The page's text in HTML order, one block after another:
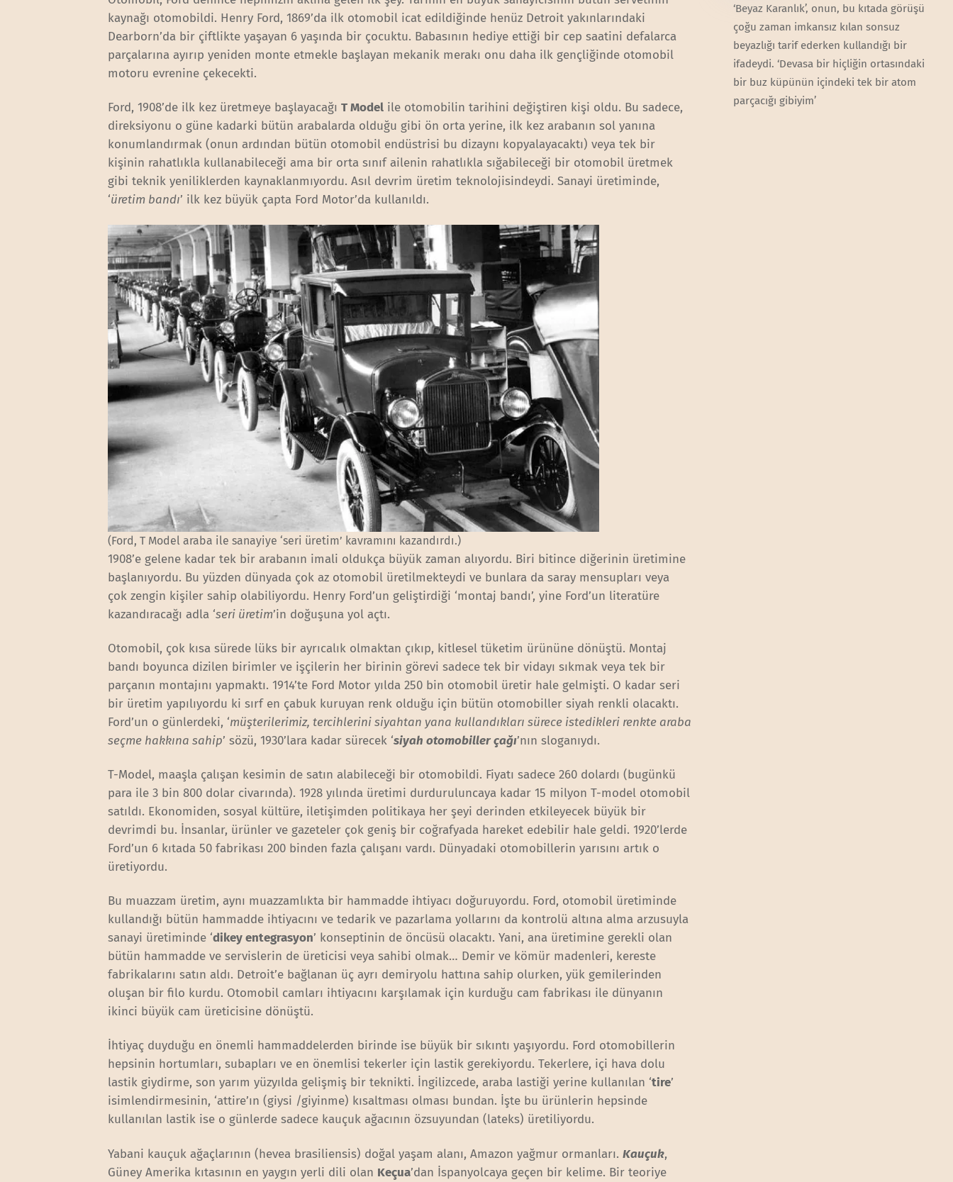
kaynağı otomobildi. Henry Ford, 1869’da ilk otomobil icat edildiğinde henüz Detroit yakınlarındaki
Dearborn’da bir çiftlikte yaşayan 6 yaşında bir çocuktu. Babasının hediye ettiği bir cep saatini defalarca
parçalarına ayırıp yeniden monte etmekle başlayan mekanik merakı onu daha ilk gençliğinde otomobil
motoru evrenine çekecekti.
Ford, 1908’de ilk kez üretmeye başlayacağıT Model ile otomobilin tarihini değiştiren kişi oldu. Bu sadece,
direksiyonu o güne kadarki bütün arabalarda olduğu gibi ön orta yerine, ilk kez arabanın sol yanına
konumlandırmak (onun ardından bütün otomobil endüstrisi bu dizaynı kopyalayacaktı) veya tek bir
kişinin rahatlıkla kullanabileceği ama bir orta sınıf ailenin rahatlıkla sığabileceği bir otomobil üretmek
gibi teknik yeniliklerden kaynaklanmıyordu. Asıl devrim üretim teknolojisindeydi. Sanayi üretiminde,
‘üretim bandı’ ilk kez büyük çapta Ford Motor’da kullanıldı.
(Ford, T Model araba ile sanayiye ‘seri üretim’ kavramını kazandırdı.)
1908’e gelene kadar tek bir arabanın imali oldukça büyük zaman alıyordu. Biri bitince diğerinin üretimine
başlanıyordu. Bu yüzden dünyada çok az otomobil üretilmekteydi ve bunlara da saray mensupları veya
çok zengin kişiler sahip olabiliyordu. Henry Ford’un geliştirdiği ‘montaj bandı’, yine Ford’un literatüre
kazandıracağı adla ‘seri üretim’in doğuşuna yol açtı.
Otomobil, çok kısa sürede lüks bir ayrıcalık olmaktan çıkıp, kitlesel tüketim ürününe dönüştü. Montaj
bandı boyunca dizilen birimler ve işçilerin her birinin görevi sadece tek bir vidayı sıkmak veya tek bir
parçanın montajını yapmaktı. 1914’te Ford Motor yılda 250 bin otomobil üretir hale gelmişti. O kadar seri
bir üretim yapılıyordu ki sırf en çabuk kuruyan renk olduğu için bütün otomobiller siyah renkli olacaktı.
Ford’un o günlerdeki, ‘müşterilerimiz, tercihlerini siyahtan yana kullandıkları sürece istedikleri renkte araba
seçme hakkına sahip’ sözü, 1930’lara kadar sürecek ‘siyah otomobiller çağı’nın sloganıydı.
T-Model, maaşla çalışan kesimin de satın alabileceği bir otomobildi. Fiyatı sadece 260 dolardı (bugünkü
para ile 3 bin 800 dolar civarında). 1928 yılında üretimi durduruluncaya kadar 15 milyon T-model otomobil
satıldı. Ekonomiden, sosyal kültüre, iletişimden politikaya her şeyi derinden etkileyecek büyük bir
devrimdi bu. İnsanlar, ürünler ve gazeteler çok geniş bir coğrafyada hareket edebilir hale geldi. 1920’lerde
Ford’un 6 kıtada 50 fabrikası 200 binden fazla çalışanı vardı. Dünyadaki otomobillerin yarısını artık o
üretiyordu.
Bu muazzam üretim, aynı muazzamlıkta bir hammadde ihtiyacı doğuruyordu. Ford, otomobil üretiminde
kullandığı bütün hammadde ihtiyacını ve tedarik ve pazarlama yollarını da kontrolü altına alma arzusuyla
sanayi üretiminde ‘dikey entegrasyon’ konseptinin de öncüsü olacaktı. Yani, ana üretimine gerekli olan
bütün hammadde ve servislerin de üreticisi veya sahibi olmak… Demir ve kömür madenleri, kereste
fabrikalarını satın aldı. Detroit’e bağlanan üç ayrı demiryolu hattına sahip olurken, yük gemilerinden
oluşan bir filo kurdu. Otomobil camları ihtiyacını karşılamak için kurduğu cam fabrikası ile dünyanın
ikinci büyük cam üreticisine dönüştü.
İhtiyaç duyduğu en önemli hammaddelerden birinde ise büyük bir sıkıntı yaşıyordu. Ford otomobillerin
hepsinin hortumları, subapları ve en önemlisi tekerler için lastik gerekiyordu. Tekerlere, içi hava dolu
lastik giydirme, son yarım yüzyılda gelişmiş bir teknikti. İngilizcede, araba lastiği yerine kullanılan ‘tire’
isimlendirmesinin, ‘attire’ın (giysi /giyinme) kısaltması olması bundan. İşte bu ürünlerin hepsinde
kullanılan lastik ise o günlerde sadece kauçuk ağacının özsuyundan (lateks) üretiliyordu.
Yabani kauçuk ağaçlarının (hevea brasiliensis) doğal yaşam alanı, Amazon yağmur ormanları.Kauçuk,
Güney Amerika kıtasının en yaygın yerli dili olan Keçua’dan İspanyolcaya geçen bir kelime. Bir teoriye
‘Beyaz Karanlık’, onun, bu kıtada görüşü
çoğu zaman imkansız kılan sonsuz
beyazlığı tarif ederken kullandığı bir
ifadeydi. ‘Devasa bir hiçliğin ortasındaki
bir buz küpünün içindeki tek bir atom
parçacığı gibiyim’